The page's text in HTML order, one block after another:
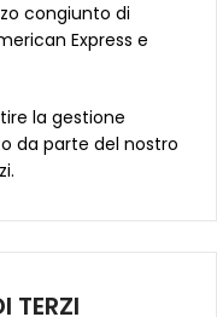
congiunto di
Express e
la gestione
da parte del nostro
TERZI